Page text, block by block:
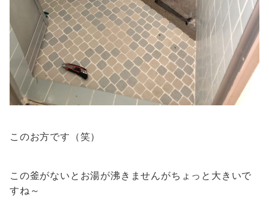
このお方です（笑）
この釜がないとお湯が沸きませんがちょっと大きいで
すね～